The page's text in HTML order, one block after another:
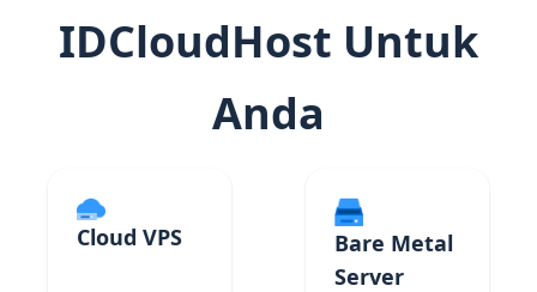
IDCloudHost Untuk
Anda
Cloud VPS
Bare Metal
Server